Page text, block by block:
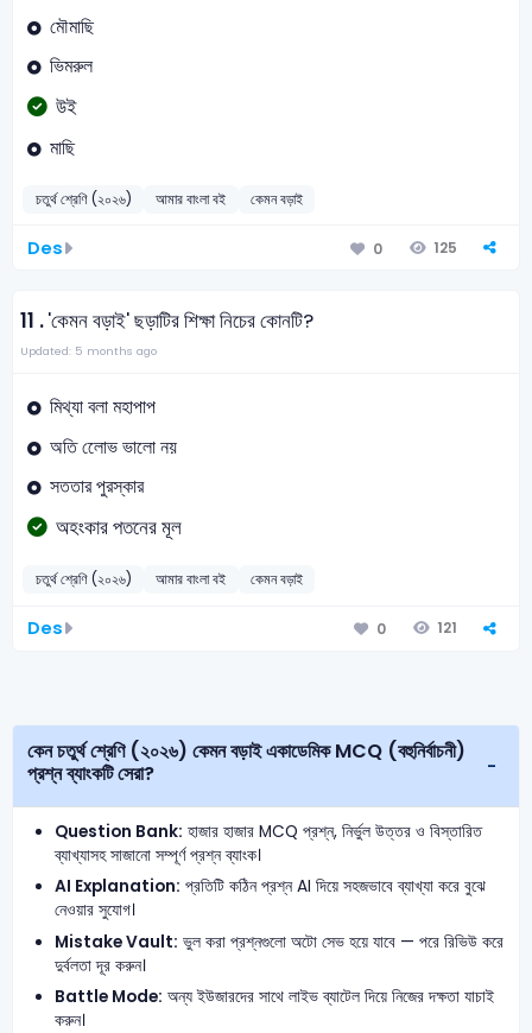
মৌমাছি
ভিমরুল
উই
মাছি
চতুর্থ শ্রেণি (২০২৬) আমার বাংলা বই কেমন বড়াই
Des 0 125
11 .'কেমন বড়াই' ছড়াটির শিক্ষা নিচের কোনটি?
Updated: 5 months ago
মিথ্যা বলা মহাপাপ
অতি লোেভ ভালো নয়
সততার পুরস্কার
অহংকার পতনের মূল
চতুর্থ শ্রেণি (২০২৬) আমার বাংলা বই কেমন বড়াই
Des 0 121
কেন চতুর্থ শ্রেণি (২০২৬) কেমন বড়াই একাডেমিক MCQ (বহুনির্বাচনী)
প্রশ্ন ব্যাংকটি সেরা?
Question Bank: হাজার হাজার MCQ প্রশ্ন, নির্ভুল উত্তর ও বিস্তারিত
ব্যাখ্যাসহ সাজানো সম্পূর্ণ প্রশ্ন ব্যাংক।
AI Explanation: প্রতিটি কঠিন প্রশ্ন AI দিয়ে সহজভাবে ব্যাখ্যা করে বুঝে
নেওয়ার সুযোগ।
Mistake Vault: ভুল করা প্রশ্নগুলো অটো সেভ হয়ে যাবে — পরে রিভিউ করে
দুর্বলতা দূর করুন।
Battle Mode: অন্য ইউজারদের সাথে লাইভ ব্যাটেল দিয়ে নিজের দক্ষতা যাচাই
করুন।